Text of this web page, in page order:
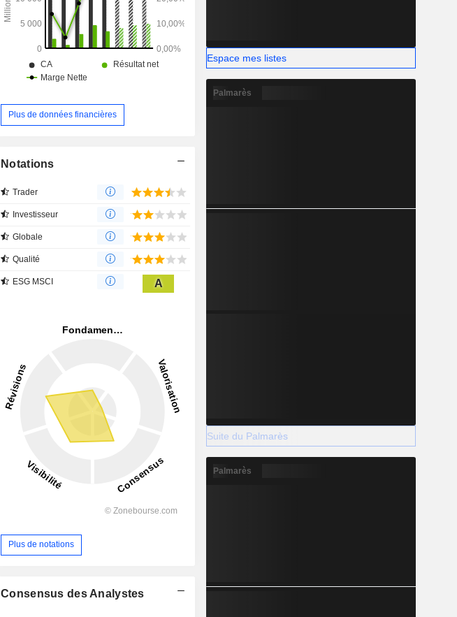
Plus de données financières
Notations
Trader
Investisseur
Globale
Qualité
ESG MSCI A
Plus de notations
Consensus des Analystes
Espace mes listes
Palmarès
Suite du Palmarès
Palmarès